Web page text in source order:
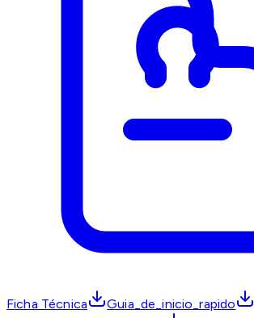
Ficha Técnica
Guia_de_inicio_rapido